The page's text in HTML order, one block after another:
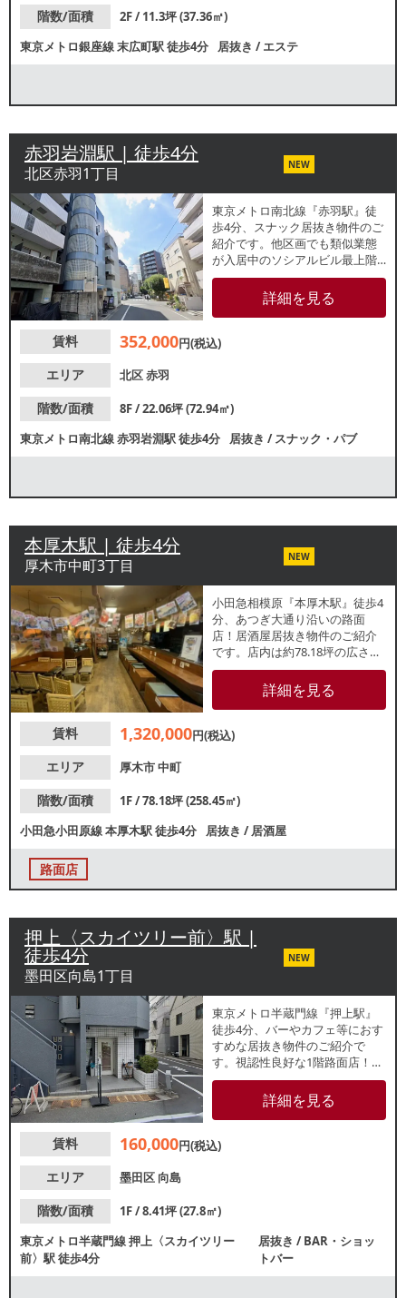
階数/面積
2F / 11.3坪 (37.36㎡)
東京メトロ銀座線末広町駅徒歩4分 居抜き /エステ
赤羽岩淵駅 | 徒歩4分
北区赤羽1丁目 NEW
東京メトロ南北線『赤羽駅』徒
歩4分、スナック居抜き物件のご
紹介です。他区画でも類似業態
が入居中のソシアルビル最上階
テナント！周辺は居酒屋やバー
等飲み屋をはじめ多数飲食店が
盛業中のため、夜間帯まで集客
気軽にお問合せください。
詳細を見る
賃料 352,000円(税込)
エリア
北区赤羽
階数/面積
8F / 22.06坪 (72.94㎡)
東京メトロ南北線赤羽岩淵駅徒歩4分 居抜き /スナック・パブ
本厚木駅 | 徒歩4分
厚木市中町3丁目 NEW
小田急相模原『本厚木駅』徒歩4
分、あつぎ大通り沿いの路面
店！居酒屋居抜き物件のご紹介
です。店内は約78.18坪の広さ。
前テナントはカウンター席・テ
ーブル席、全85席のレイアウト
で使用していました。駅からア
ンの宴会需要にも対応可能！諸
詳細を見る
賃料 1,320,000円(税込)
エリア
厚木市中町
階数/面積
1F / 78.18坪 (258.45㎡)
小田急小田原線本厚木駅徒歩4分 居抜き /居酒屋
路面店
押上〈スカイツリー前〉駅 |
徒歩4分
墨田区向島1丁目
NEW
東京メトロ半蔵門線『押上駅』
徒歩4分、バーやカフェ等におす
すめな居抜き物件のご紹介で
す。視認性良好な1階路面店！約
8.42坪の小箱物件で、新規出店
や個人開業をお考えの方にもお
すすめです。諸条件等、お気軽
詳細を見る
賃料 160,000円(税込)
エリア
墨田区 向島
階数/面積
1F / 8.41坪 (27.8㎡)
東京メトロ半蔵門線押上〈スカイツリー
前〉駅徒歩4分
居抜き/BAR・ショッ
トバー